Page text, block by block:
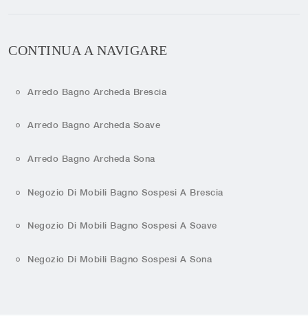
CONTINUA A NAVIGARE
Arredo Bagno Archeda Brescia
Arredo Bagno Archeda Soave
Arredo Bagno Archeda Sona
Negozio Di Mobili Bagno Sospesi A Brescia
Negozio Di Mobili Bagno Sospesi A Soave
Negozio Di Mobili Bagno Sospesi A Sona